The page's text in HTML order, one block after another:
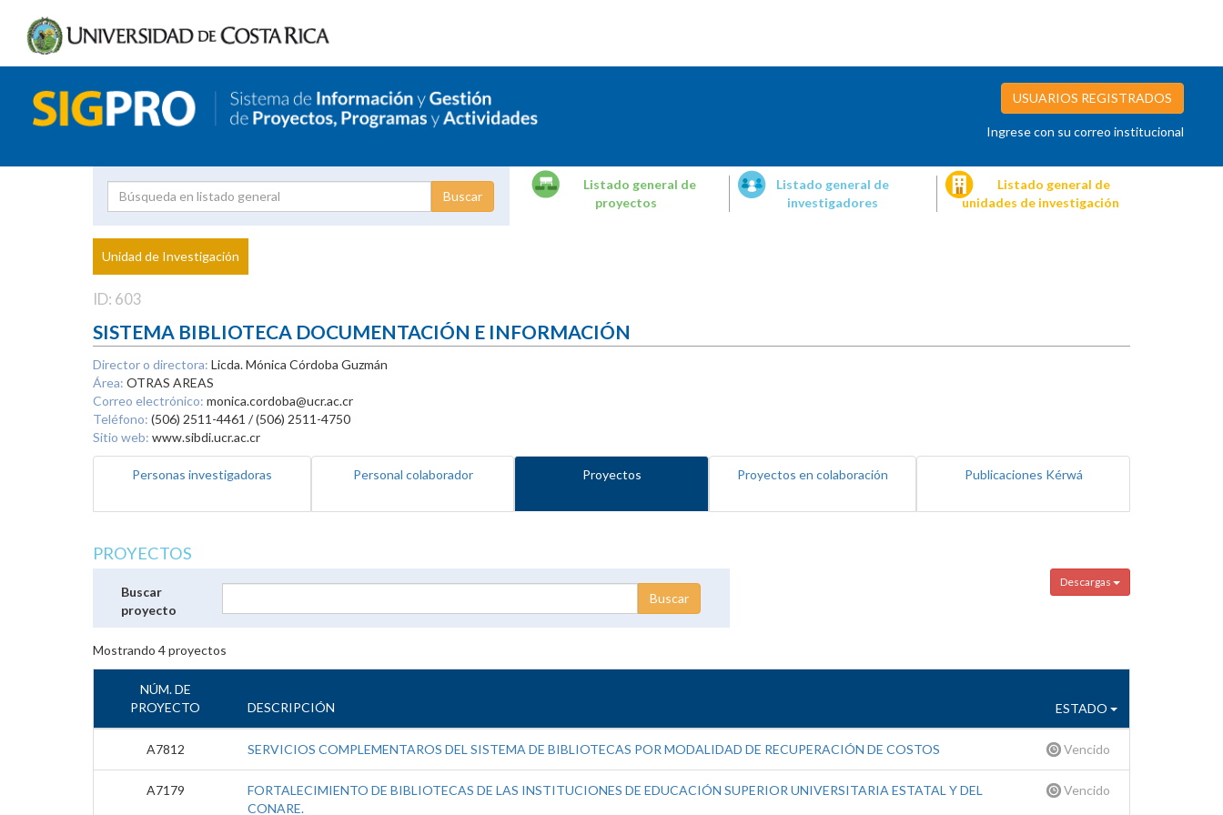
USUARIOS REGISTRADOS
Ingrese con su correo institucional
Proyecto
Investigador
Listado general de
proyectos
Listado general de
investigadores
Listado general de
unidades de investigación
Unidad de Investigación
ID: 603
SISTEMA BIBLIOTECA DOCUMENTACIÓN E INFORMACIÓN
Director o directora: Licda. Mónica Córdoba Guzmán
Área: OTRAS AREAS
Correo electrónico: monica.cordoba@ucr.ac.cr
Teléfono: (506) 2511-4461 / (506) 2511-4750
Sitio web: www.sibdi.ucr.ac.cr
Personas investigadoras Personal colaborador Proyectos Proyectos en colaboración Publicaciones Kérwá
PROYECTOS
Descargas
Buscar
proyecto
Mostrando 4proyectos
NÚM. DE
PROYECTO
DESCRIPCIÓN ESTADO
A7812 SERVICIOS COMPLEMENTAROS DEL SISTEMA DE BIBLIOTECAS POR MODALIDAD DE RECUPERACIÓN DE COSTOS Vencido
A7179
FORTALECIMIENTO DE BIBLIOTECAS DE LAS INSTITUCIONES DE EDUCACIÓN SUPERIOR UNIVERSITARIA ESTATAL Y DEL
CONARE.
Vencido